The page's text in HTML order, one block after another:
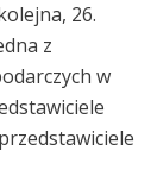
26.
z
w